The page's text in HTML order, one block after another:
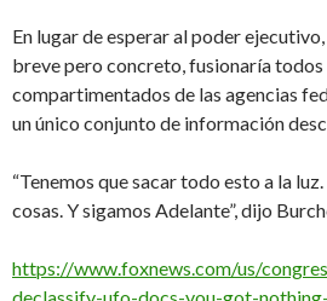
En lugar de esperar al poder
breve pero concreto, fusionaría todos
compartimentados de las agencias
un único conjunto de información
“Tenemos que sacar todo esto a la
cosas. Y sigamos Adelante”, dijo
https://www.foxnews.com/us/